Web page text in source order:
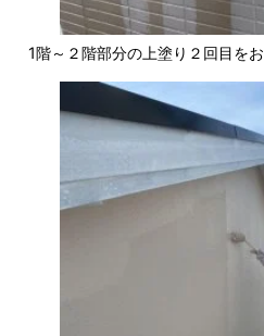
1階～２階部分の上塗り２回目をお